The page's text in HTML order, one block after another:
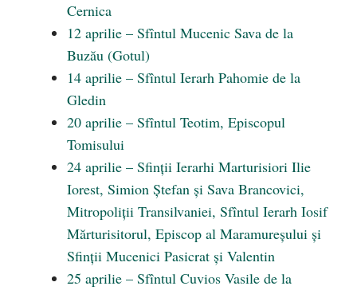
Cernica
12 aprilie – Sfîntul Mucenic Sava de la
Buzău (Gotul)
14 aprilie – Sfîntul Ierarh Pahomie de la
Gledin
20 aprilie – Sfîntul Teotim, Episcopul
Tomisului
24 aprilie – Sfinții Ierarhi Marturisiori Ilie
Iorest, Simion Ștefan și Sava Brancovici,
Mitropoliții Transilvaniei, Sfîntul Ierarh Iosif
Mărturisitorul, Episcop al Maramureșului și
Sfinții Mucenici Pasicrat și Valentin
25 aprilie – Sfîntul Cuvios Vasile de la